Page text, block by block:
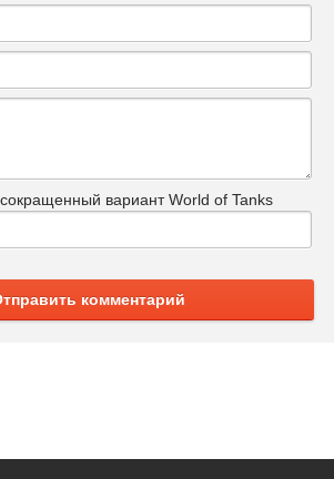
вариант World of Tanks
комментарий